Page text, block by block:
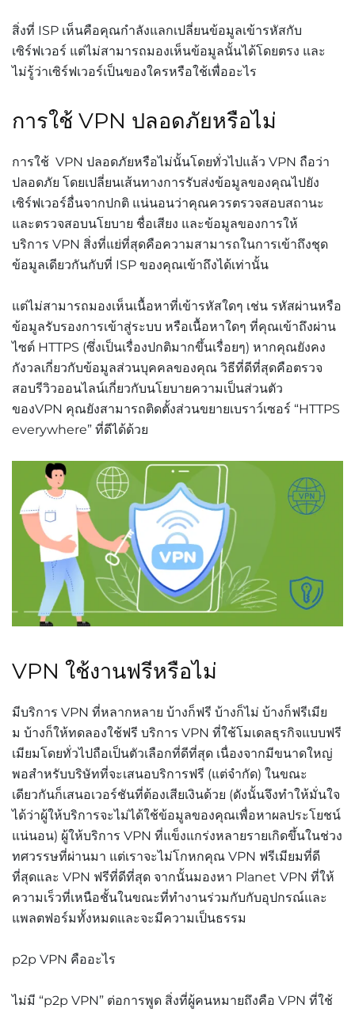
สิ่งที่ ISP เห็นคือคุณกำลังแลกเปลี่ยนข้อมูลเข้ารหัสกับ
เซิร์ฟเวอร์ แต่ไม่สามารถมองเห็นข้อมูลนั้นได้โดยตรง และ
ไม่รู้ว่าเซิร์ฟเวอร์เป็นของใครหรือใช้เพื่ออะไร
การใช้ VPN ปลอดภัยหรือไม่
การใช้ VPN ปลอดภัยหรือไม่นั้นโดยทั่วไปแล้ว VPN ถือว่า
ปลอดภัย โดยเปลี่ยนเส้นทางการรับส่งข้อมูลของคุณไปยัง
เซิร์ฟเวอร์อื่นจากปกติ แน่นอนว่าคุณควรตรวจสอบสถานะ
และตรวจสอบนโยบาย ชื่อเสียง และข้อมูลของการให้
บริการ VPN สิ่งที่แย่ที่สุดคือความสามารถในการเข้าถึงชุด
ข้อมูลเดียวกันกับที่ ISP ของคุณเข้าถึงได้เท่านั้น
แต่ไม่สามารถมองเห็นเนื้อหาที่เข้ารหัสใดๆ เช่น รหัสผ่านหรือ
ข้อมูลรับรองการเข้าสู่ระบบ หรือเนื้อหาใดๆ ที่คุณเข้าถึงผ่าน
ไซต์ HTTPS (ซึ่งเป็นเรื่องปกติมากขึ้นเรื่อยๆ) หากคุณยังคง
กังวลเกี่ยวกับข้อมูลส่วนบุคคลของคุณ วิธีที่ดีที่สุดคือตรวจ
สอบรีวิวออนไลน์เกี่ยวกับนโยบายความเป็นส่วนตัว
ของVPN คุณยังสามารถติดตั้งส่วนขยายเบราว์เซอร์ “HTTPS
everywhere” ที่ดีได้ด้วย
VPN ใช้งานฟรีหรือไม่
มีบริการ VPN ที่หลากหลาย บ้างก็ฟรี บ้างก็ไม่ บ้างก็ฟรีเมีย
ม บ้างก็ให้ทดลองใช้ฟรี บริการ VPN ที่ใช้โมเดลธุรกิจแบบฟรี
เมียมโดยทั่วไปถือเป็นตัวเลือกที่ดีที่สุด เนื่องจากมีขนาดใหญ่
พอสำหรับบริษัทที่จะเสนอบริการฟรี (แต่จำกัด) ในขณะ
เดียวกันก็เสนอเวอร์ชันที่ต้องเสียเงินด้วย (ดังนั้นจึงทำให้มั่นใจ
ได้ว่าผู้ให้บริการจะไม่ได้ใช้ข้อมูลของคุณเพื่อหาผลประโยชน์
แน่นอน) ผู้ให้บริการ VPN ที่แข็งแกร่งหลายรายเกิดขึ้นในช่วง
ทศวรรษที่ผ่านมา แต่เราจะไม่โกหกคุณ VPN ฟรีเมียมที่ดี
ที่สุดและ VPN ฟรีที่ดีที่สุด จากนั้นมองหา Planet VPN ที่ให้
ความเร็วที่เหนือชั้นในขณะที่ทำงานร่วมกับกับอุปกรณ์และ
แพลตฟอร์มทั้งหมดและจะมีความเป็นธรรม
p2p VPN คืออะไร
ไม่มี “p2p VPN” ต่อการพูด สิ่งที่ผู้คนหมายถึงคือ VPN ที่ใช้